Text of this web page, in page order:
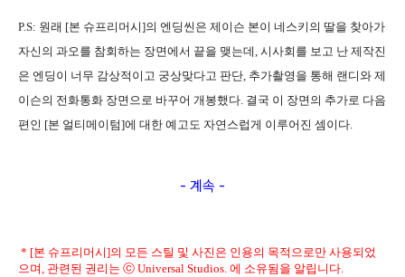
P.S: 원래 [본 슈프리머시]의 엔딩씬은 제이슨 본이 네스키의 딸을 찾아가
자신의 과오를 참회하는 장면에서 끝을 맺는데, 시사회를 보고 난 제작진
은 엔딩이 너무 감상적이고 궁상맞다고 판단, 추가촬영을 통해 랜디와 제
이슨의 전화통화 장면으로 바꾸어 개봉했다. 결국 이 장면의 추가로 다음
편인 [본 얼티메이텀]에 대한 예고도 자연스럽게 이루어진 셈이다.
- 계속 -
* [본 슈프리머시]의 모든 스틸 및 사진은 인용의 목적으로만 사용되었
으며, 관련된 권리는 ⓒ Universal Studios. 에 소유됨을 알립니다.